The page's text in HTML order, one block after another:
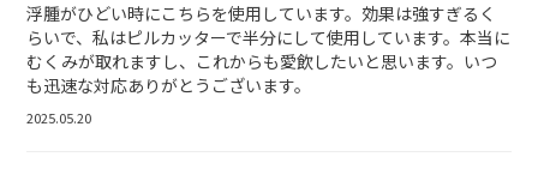
浮腫がひどい時にこちらを使用しています。効果は強すぎるく
らいで、私はピルカッターで半分にして使用しています。本当に
むくみが取れますし、これからも愛飲したいと思います。いつ
も迅速な対応ありがとうございます。
2025.05.20